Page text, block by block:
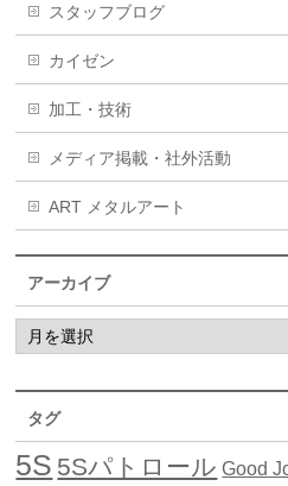
スタッフブログ
カイゼン
加工・技術
メディア掲載・社外活動
ART メタルアート
アーカイブ
タグ
5S 5Sパトロール Good